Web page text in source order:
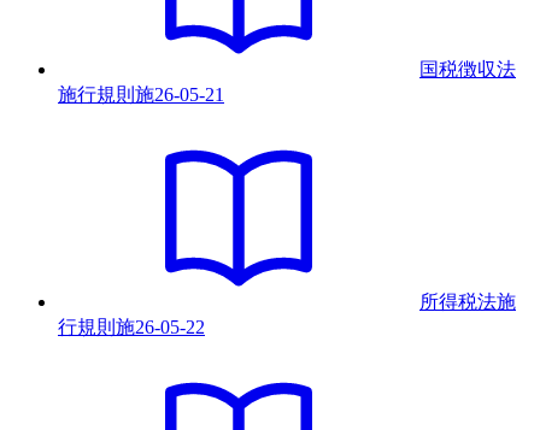
国税徴収法
施行規則 施26-05-21
所得税法施
行規則 施26-05-22